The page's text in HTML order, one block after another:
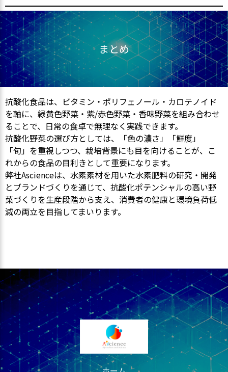
まとめ
抗酸化食品は、ビタミン・ポリフェノール・カロテノイド
を軸に、緑黄色野菜・紫/赤色野菜・香味野菜を組み合わせ
ることで、日常の食卓で無理なく実践できます。
抗酸化野菜の選び方としては、「色の濃さ」「鮮度」
「旬」を重視しつつ、栽培背景にも目を向けることが、こ
れからの食品の目利きとして重要になります。
弊社Ascienceは、水素素材を用いた水素肥料の研究・開発
とブランドづくりを通じて、抗酸化ポテンシャルの高い野
菜づくりを生産段階から支え、消費者の健康と環境負荷低
減の両立を目指してまいります。